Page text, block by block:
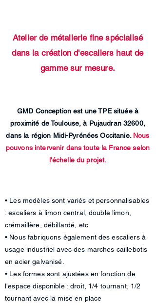
Atelier de métallerie fine spécialisé
dans la création d'escaliers haut de
gamme sur mesure.
GMD Conception est une TPE située à
proximité de Toulouse, à Pujaudran 32600,
dans la région Midi-Pyrénées Occitanie. Nous
pouvons intervenir dans toute la France selon
l'échelle du projet.
• Les modèles sont variés et personnalisables
: escaliers à limon central, double limon,
crémaillère, débillardé, etc.
• Nous fabriquons également des escaliers à
usage industriel avec des marches caillebotis
en acier galvanisé.
• Les formes sont ajustées en fonction de
l'espace disponible : droit, 1/4 tournant, 1/2
tournant avec la miseen place